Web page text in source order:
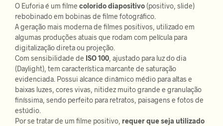
O Euforia é um filme colorido diapositivo (positivo, slide)
rebobinado em bobinas de filme fotográfico.
A geração mais moderna de filmes positivos, utilizado em
algumas produções atuais que rodam com película para
digitalização direta ou projeção.
Com sensibilidade de ISO 100 , ajustado para luz do dia
(Daylight), tem característica marcante de saturação
evidenciada. Possui alcance dinâmico médio para altas e
baixas luzes, cores vivas, nitidez muito grande e granulação
finíssima, sendo perfeito para retratos, paisagens e fotos de
estúdio.
Por se tratar de um filme positivo, requer que seja utilizado